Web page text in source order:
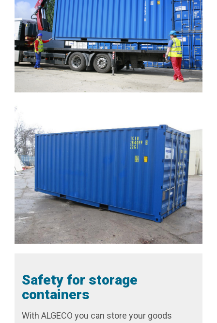
Safety for storage
containers
With ALGECO you can store your goods